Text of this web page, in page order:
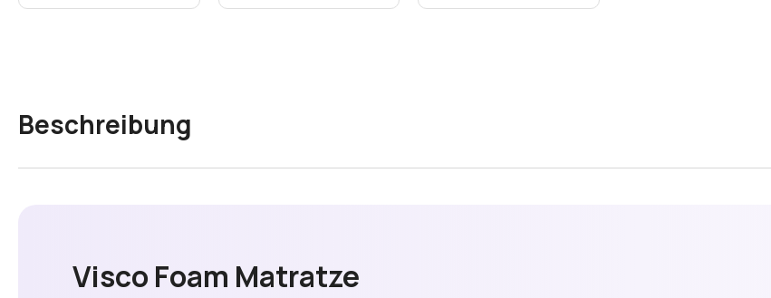
Beschreibung
Visco Foam Matratze